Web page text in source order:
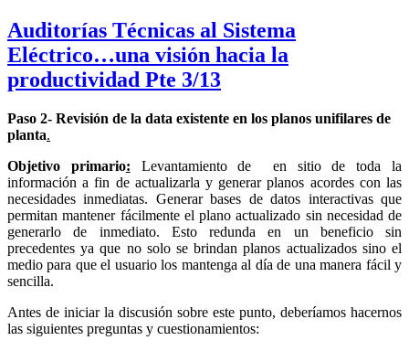
Auditorías Técnicas al Sistema
Eléctrico…una visión hacia la
productividad Pte 3/13
Paso 2- Revisión de la data existente en los planos unifilares de
planta.
Objetivo primario: Levantamiento de en sitio de toda la
información a fin de actualizarla y generar planos acordes con las
necesidades inmediatas. Generar bases de datos interactivas que
permitan mantener fácilmente el plano actualizado sin necesidad de
generarlo de inmediato. Esto redunda en un beneficio sin
precedentes ya que no solo se brindan planos actualizados sino el
medio para que el usuario los mantenga al día de una manera fácil y
sencilla.
Antes de iniciar la discusión sobre este punto, deberíamos hacernos
las siguientes preguntas y cuestionamientos: